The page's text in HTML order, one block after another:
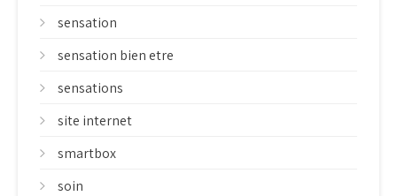
sensation
sensation bien etre
sensations
site internet
smartbox
soin